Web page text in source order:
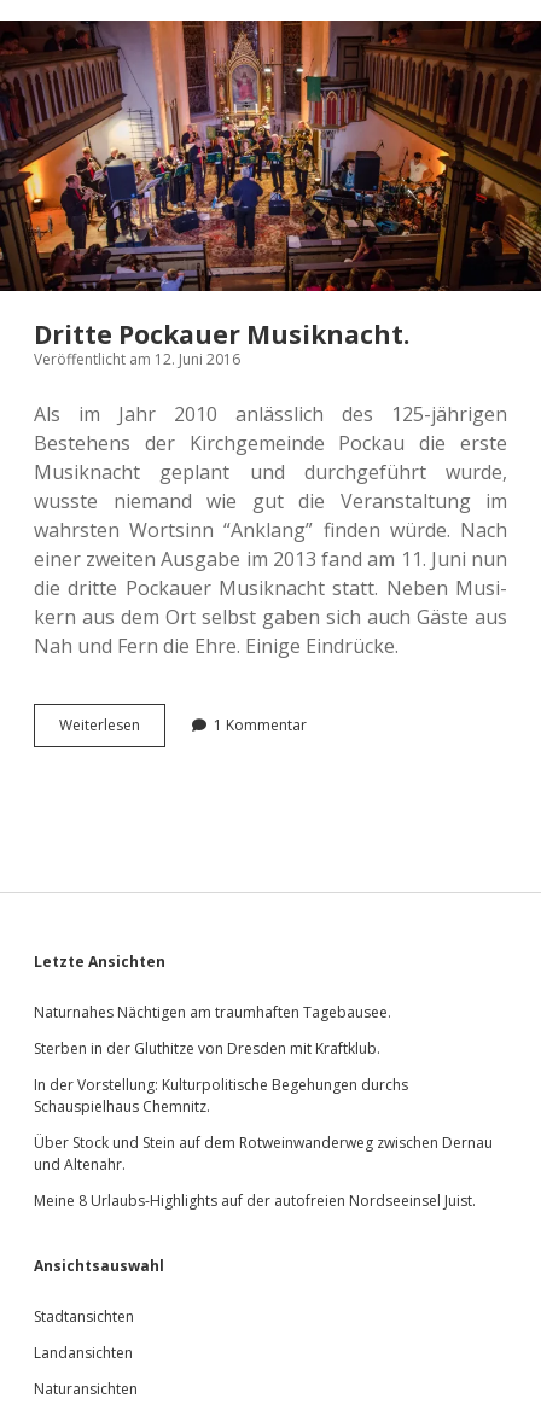
Ein
Traum
wird wahr.
Dritte Pockauer Musiknacht.
Veröffentlicht am 12. Juni 2016
Als im Jahr 2010 anläss­lich des 125-jäh­ri­gen
Bestehens der Kirch­ge­mein­de Pockau die erste
Musik­nacht geplant und durch­ge­führt wurde,
wusste nie­mand wie gut die Ver­an­stal­tung im
wahrs­ten Wort­sinn “Anklang” finden würde. Nach
einer zwei­ten Aus­ga­be im 2013 fand am 11. Juni nun
die dritte Pockau­er Musik­nacht statt. Neben Musi­
kern aus dem Ort selbst gaben sich auch Gäste aus
Nah und Fern die Ehre. Einige Eindrücke.
Wei­ter­le­sen
Pockau­
1 Kommentar
Sidebar
Letzte Ansichten
Naturnahes Nächtigen am traumhaften Tagebausee.
Sterben in der Gluthitze von Dresden mit Kraftklub.
In der Vorstellung: Kulturpolitische Begehungen durchs
Schauspielhaus Chemnitz.
Über Stock und Stein auf dem Rotweinwanderweg zwischen Dernau
und Altenahr.
Meine 8 Urlaubs-Highlights auf der autofreien Nordseeinsel Juist.
Ansichtsauswahl
Stadtansichten
Landansichten
Naturansichten